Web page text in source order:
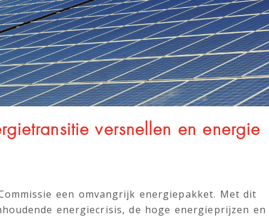
versnellen en energie
een omvangrijk energiepakket. Met dit
energiecrisis, de hoge energieprijzen en